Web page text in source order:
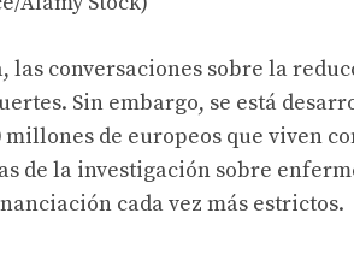
las conversaciones sobre la
Sin embargo, se está
millones de europeos que viven
de la investigación sobre
cada vez más estrictos.